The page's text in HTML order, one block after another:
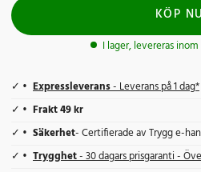
KÖP NU
I lager, levereras inom
Expressleverans- Leverans på 1 dag*
Frakt 49 kr
Säkerhet- Certifierade av Trygg e-
Trygghet- 30 dagars prisgaranti -